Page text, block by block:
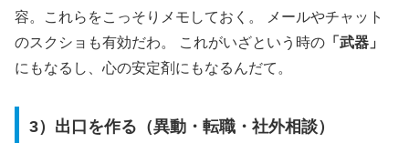
容。これらをこっそりメモしておく。 メールやチャット
のスクショも有効だわ。 これがいざという時の 「武器」
にもなるし、心の安定剤にもなるんだて。
3）出口を作る（異動・転職・社外相談）